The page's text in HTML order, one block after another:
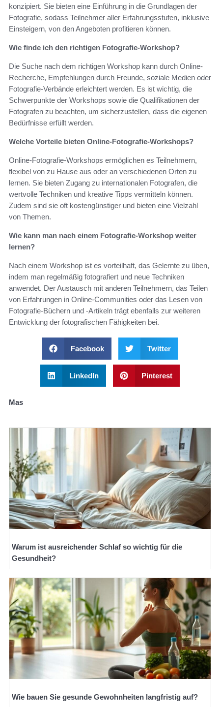
konzipiert. Sie bieten eine Einführung in die Grundlagen der
Fotografie, sodass Teilnehmer aller Erfahrungsstufen, inklusive
Einsteigern, von den Angeboten profitieren können.
Wie finde ich den richtigen Fotografie-Workshop?
Die Suche nach dem richtigen Workshop kann durch Online-
Recherche, Empfehlungen durch Freunde, soziale Medien oder
Fotografie-Verbände erleichtert werden. Es ist wichtig, die
Schwerpunkte der Workshops sowie die Qualifikationen der
Fotografen zu beachten, um sicherzustellen, dass die eigenen
Bedürfnisse erfüllt werden.
Welche Vorteile bieten Online-Fotografie-Workshops?
Online-Fotografie-Workshops ermöglichen es Teilnehmern,
flexibel von zu Hause aus oder an verschiedenen Orten zu
lernen. Sie bieten Zugang zu internationalen Fotografen, die
wertvolle Techniken und kreative Tipps vermitteln können.
Zudem sind sie oft kostengünstiger und bieten eine Vielzahl
von Themen.
Wie kann man nach einem Fotografie-Workshop weiter
lernen?
Nach einem Workshop ist es vorteilhaft, das Gelernte zu üben,
indem man regelmäßig fotografiert und neue Techniken
anwendet. Der Austausch mit anderen Teilnehmern, das Teilen
von Erfahrungen in Online-Communities oder das Lesen von
Fotografie-Büchern und -Artikeln trägt ebenfalls zur weiteren
Entwicklung der fotografischen Fähigkeiten bei.
Facebook Twitter
LinkedIn Pinterest
Mas
Warum ist ausreichender Schlaf so wichtig für die
Gesundheit?
Wie bauen Sie gesunde Gewohnheiten langfristig auf?